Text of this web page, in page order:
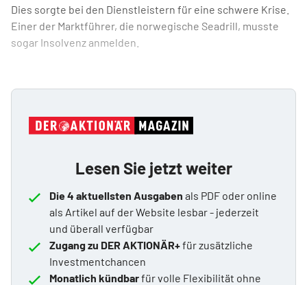
Dies sorgte bei den Dienstleistern für eine schwere Krise.
Einer der Marktführer, die norwegische Seadrill, musste
sogar Insolvenz anmelden.
Lesen Sie jetzt weiter
Die 4 aktuellsten Ausgaben als PDF oder online
als Artikel auf der Website lesbar - jederzeit
und überall verfügbar
Zugang zu DER AKTIONÄR+für zusätzliche
Investmentchancen
Monatlich kündbarfür volle Flexibilität ohne